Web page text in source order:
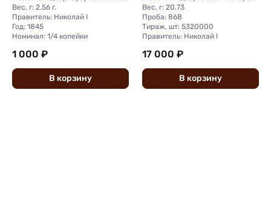
Вес, г: 2.56 г.
Правитель: Николай I
Год: 1845
Номинал: 1/4 копейки
1 000 ₽
В корзину
Вес, г: 20,73
Проба: 868
Тираж, шт: 5320000
Правитель: Николай I
17 000 ₽
В корзину